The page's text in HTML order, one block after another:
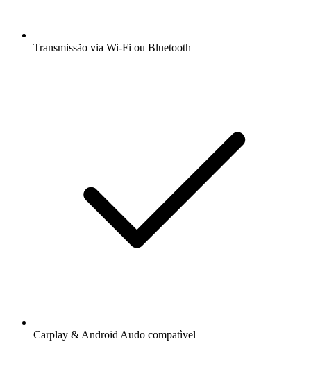
Transmissão via Wi-Fi ou Bluetooth
Carplay & Android Audo compatìvel